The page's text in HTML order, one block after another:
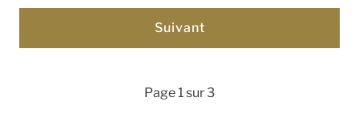
Page 1 sur 3